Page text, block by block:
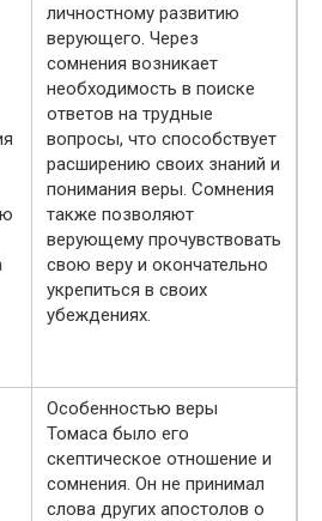
личностному развитию
верующего. Через
сомнения возникает
необходимость в поиске
ответов на трудные
вопросы, что способствует
расширению своих знаний и
понимания веры. Сомнения
также позволяют
верующему прочувствовать
свою веру и окончательно
укрепиться в своих
убеждениях.
Особенностью веры
Томаса было его
скептическое отношение и
сомнения. Он не принимал
слова других апостолов о